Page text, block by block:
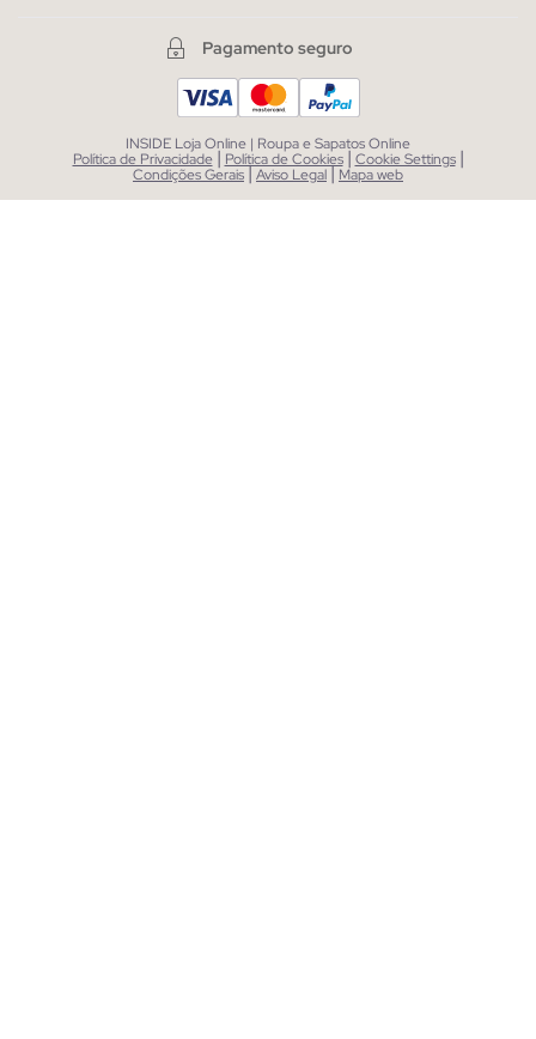
Pagamento seguro
INSIDE Loja Online | Roupa e Sapatos Online
Política de Privacidade | Política de Cookies | Cookie Settings |
Condições Gerais|Aviso Legal| Mapa web